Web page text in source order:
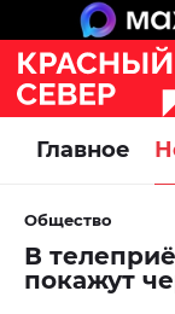
Главное
Общество
В
покажут